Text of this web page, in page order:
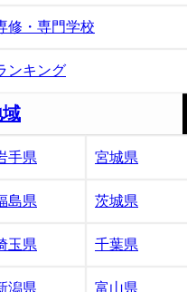
修・専門学校
ンキング
手県 宮城県
島県 茨城県
玉県 千葉県
潟県 富山県